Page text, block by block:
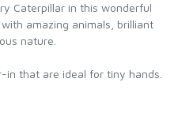
Caterpillar in this wonderful
amazing animals, brilliant
nature.
in that are ideal for tiny hands.